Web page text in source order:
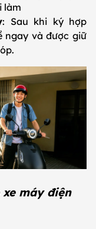
làm
: Sau khi ký hợp
ngay và được giữ
máy điện